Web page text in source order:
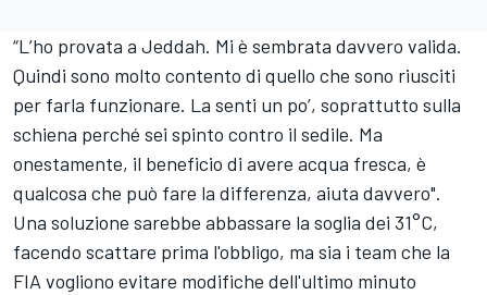
“L’ho provata a Jeddah. Mi è sembrata davvero valida.
Quindi sono molto contento di quello che sono riusciti
per farla funzionare. La senti un po’, soprattutto sulla
schiena perché sei spinto contro il sedile. Ma
onestamente, il beneficio di avere acqua fresca, è
qualcosa che può fare la differenza, aiuta davvero".
Una soluzione sarebbe abbassare la soglia dei 31°C,
facendo scattare prima l'obbligo, ma sia i team che la
FIA vogliono evitare modifiche dell'ultimo minuto